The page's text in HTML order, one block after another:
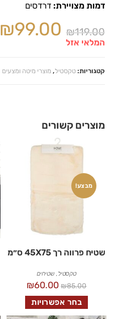
דמות מצויירת:דרדסים
₪119.00
₪99.00
המלאי אזל
קטגוריות:טקסטיל, מוצרי מיטה ומצעים
מוצרים קשורים
מבצע!
שטיח פרווה רך 45X75 ס״מ
טקסטיל,שטיחים
₪85.00
₪60.00
בחר אפשרויות